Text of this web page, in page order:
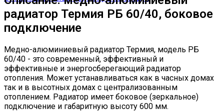
радиатор Термия РБ 60/40, боковое
подключение
Медно-алюминиевый радиатор Термия, модель РБ
60/40 - это современный, эффективный и
эффективные и энергосберегающий радиатор
отопления. Может устанавливаться как в часных домах
так и в высотных домах с централизованным
отоплением. Радиатор имеет боковое (зеркальное)
подключение и габаритную высоту 600 мм.